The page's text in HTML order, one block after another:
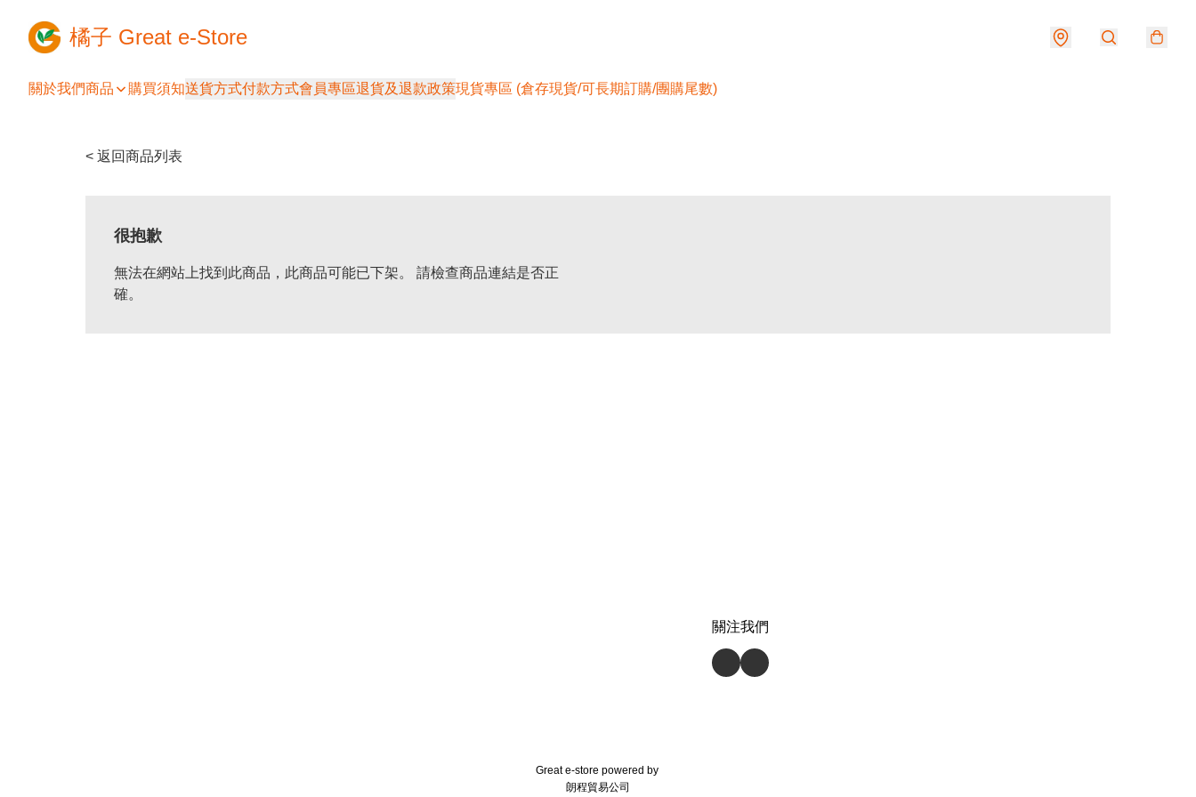
橘子 Great e-Store
關於我們商品 購買須知送貨方式付款方式會員專區退貨及退款政策現貨專區 (倉存現貨/可長期訂購/團購尾數)
< 返回商品列表
很抱歉
無法在網站上找到此商品，此商品可能已下架。 請檢查商品連結是否正
確。
關注我們
Great e-store powered by
朗程貿易公司